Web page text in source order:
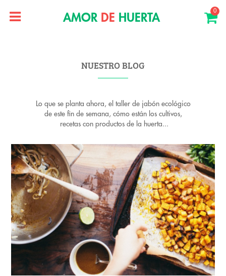
AMOR DE HUERTA
0
NUESTRO BLOG
Lo que se planta ahora, el taller de jabón ecológico
de este fin de semana, cómo están los cultivos,
recetas con productos de la huerta...